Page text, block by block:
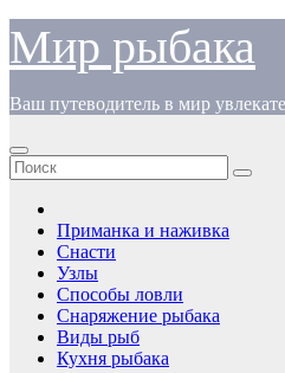
Перейти
содержимому
Мир рыбака
Ваш путеводитель в мир
Приманка и наживка
Снасти
Узлы
Способы ловли
Снаряжение рыбака
Виды рыб
Кухня рыбака